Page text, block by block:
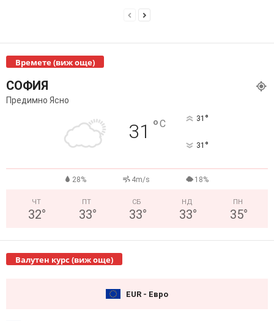
Времете (виж още)
СОФИЯ
Предимно Ясно
31 °C 31 °
31 °
28% 4m/s 18%
ЧТ
32°
ПТ
33°
СБ
33°
НД
33°
ПН
35°
Валутен курс (виж още)
EUR - Евро